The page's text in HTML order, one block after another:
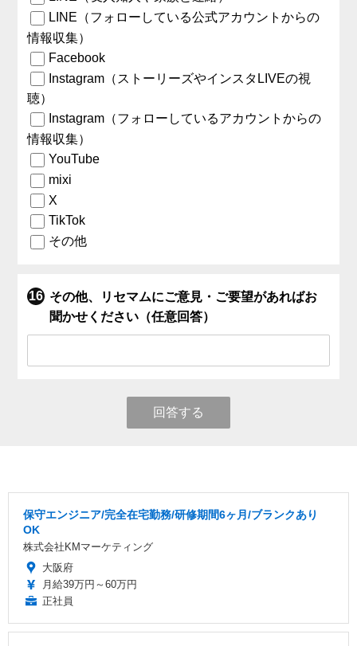
LINE（フォローしている公式アカウントからの
情報収集）
Facebook
Instagram（ストーリーズやインスタLIVEの視
聴）
Instagram（フォローしているアカウントからの
情報収集）
YouTube
mixi
X
TikTok
その他
その他、リセマムにご意見・ご要望があればお
聞かせください（任意回答）
回答する
保守エンジニア/完全在宅勤務/研修期間6ヶ月/ブランクあり
OK
株式会社KMマーケティング
大阪府
月給39万円～60万円
正社員